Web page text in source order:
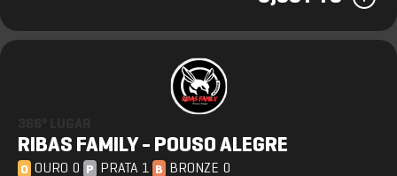
RIBAS FAMILY - POUSO ALEGRE
O OURO 0 P PRATA 1 B BRONZE 0